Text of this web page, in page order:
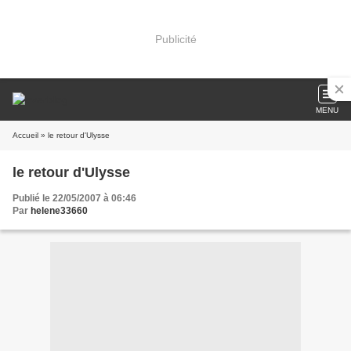
Publicité
MENU
Accueil » le retour d'Ulysse
le retour d'Ulysse
Publié le 22/05/2007 à 06:46
Par helene33660